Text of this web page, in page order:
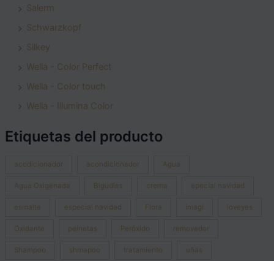
Salerm
Schwarzkopf
Silkey
Wella - Color Perfect
Wella - Color touch
Wella - Illumina Color
Etiquetas del producto
acodicionador acondicionador Agua
Agua Oxigenada Bigudíes crema epecial navidad
esmalte especial navidad Flora imagi loveyes
Oxidante peinetas Peróxido removedor
Shampoo shmapoo tratamiento uñas